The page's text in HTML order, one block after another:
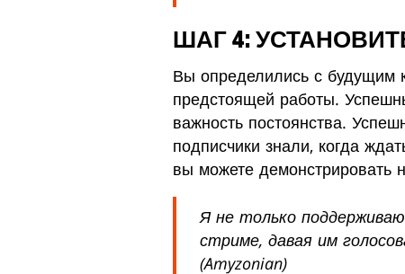
ШАГ 4:
Вы определились с будущим
предстоящей работы.
важность постоянства.
подписчики знали, когда
вы можете демонстрировать
Я не только
стриме, давая им
(Amyzonian)